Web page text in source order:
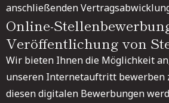
anschließenden
Online-
Veröffentlichung von
Wir bieten Ihnen die Möglichkeit
unseren Internetauftritt bewerben
diesen digitalen Bewerbungen